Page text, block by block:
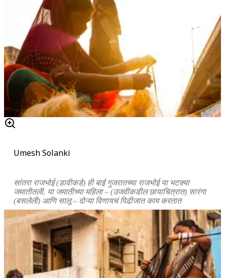
Umesh Solanki
सांतरा राजभोई (डावीकडे) ही बाई गुजरातच्या राजभोई या भटक्या
जमातीतली. या जमातीच्या महिला – (उजवीकडील छायाचित्रात) सारंगा
(बसलेली) आणि सालू – दोऱ्या विणायचं पिढीजात काम करतात